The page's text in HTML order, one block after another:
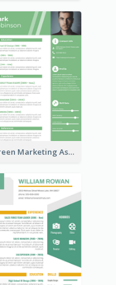
Green Marketing Assistant Resume